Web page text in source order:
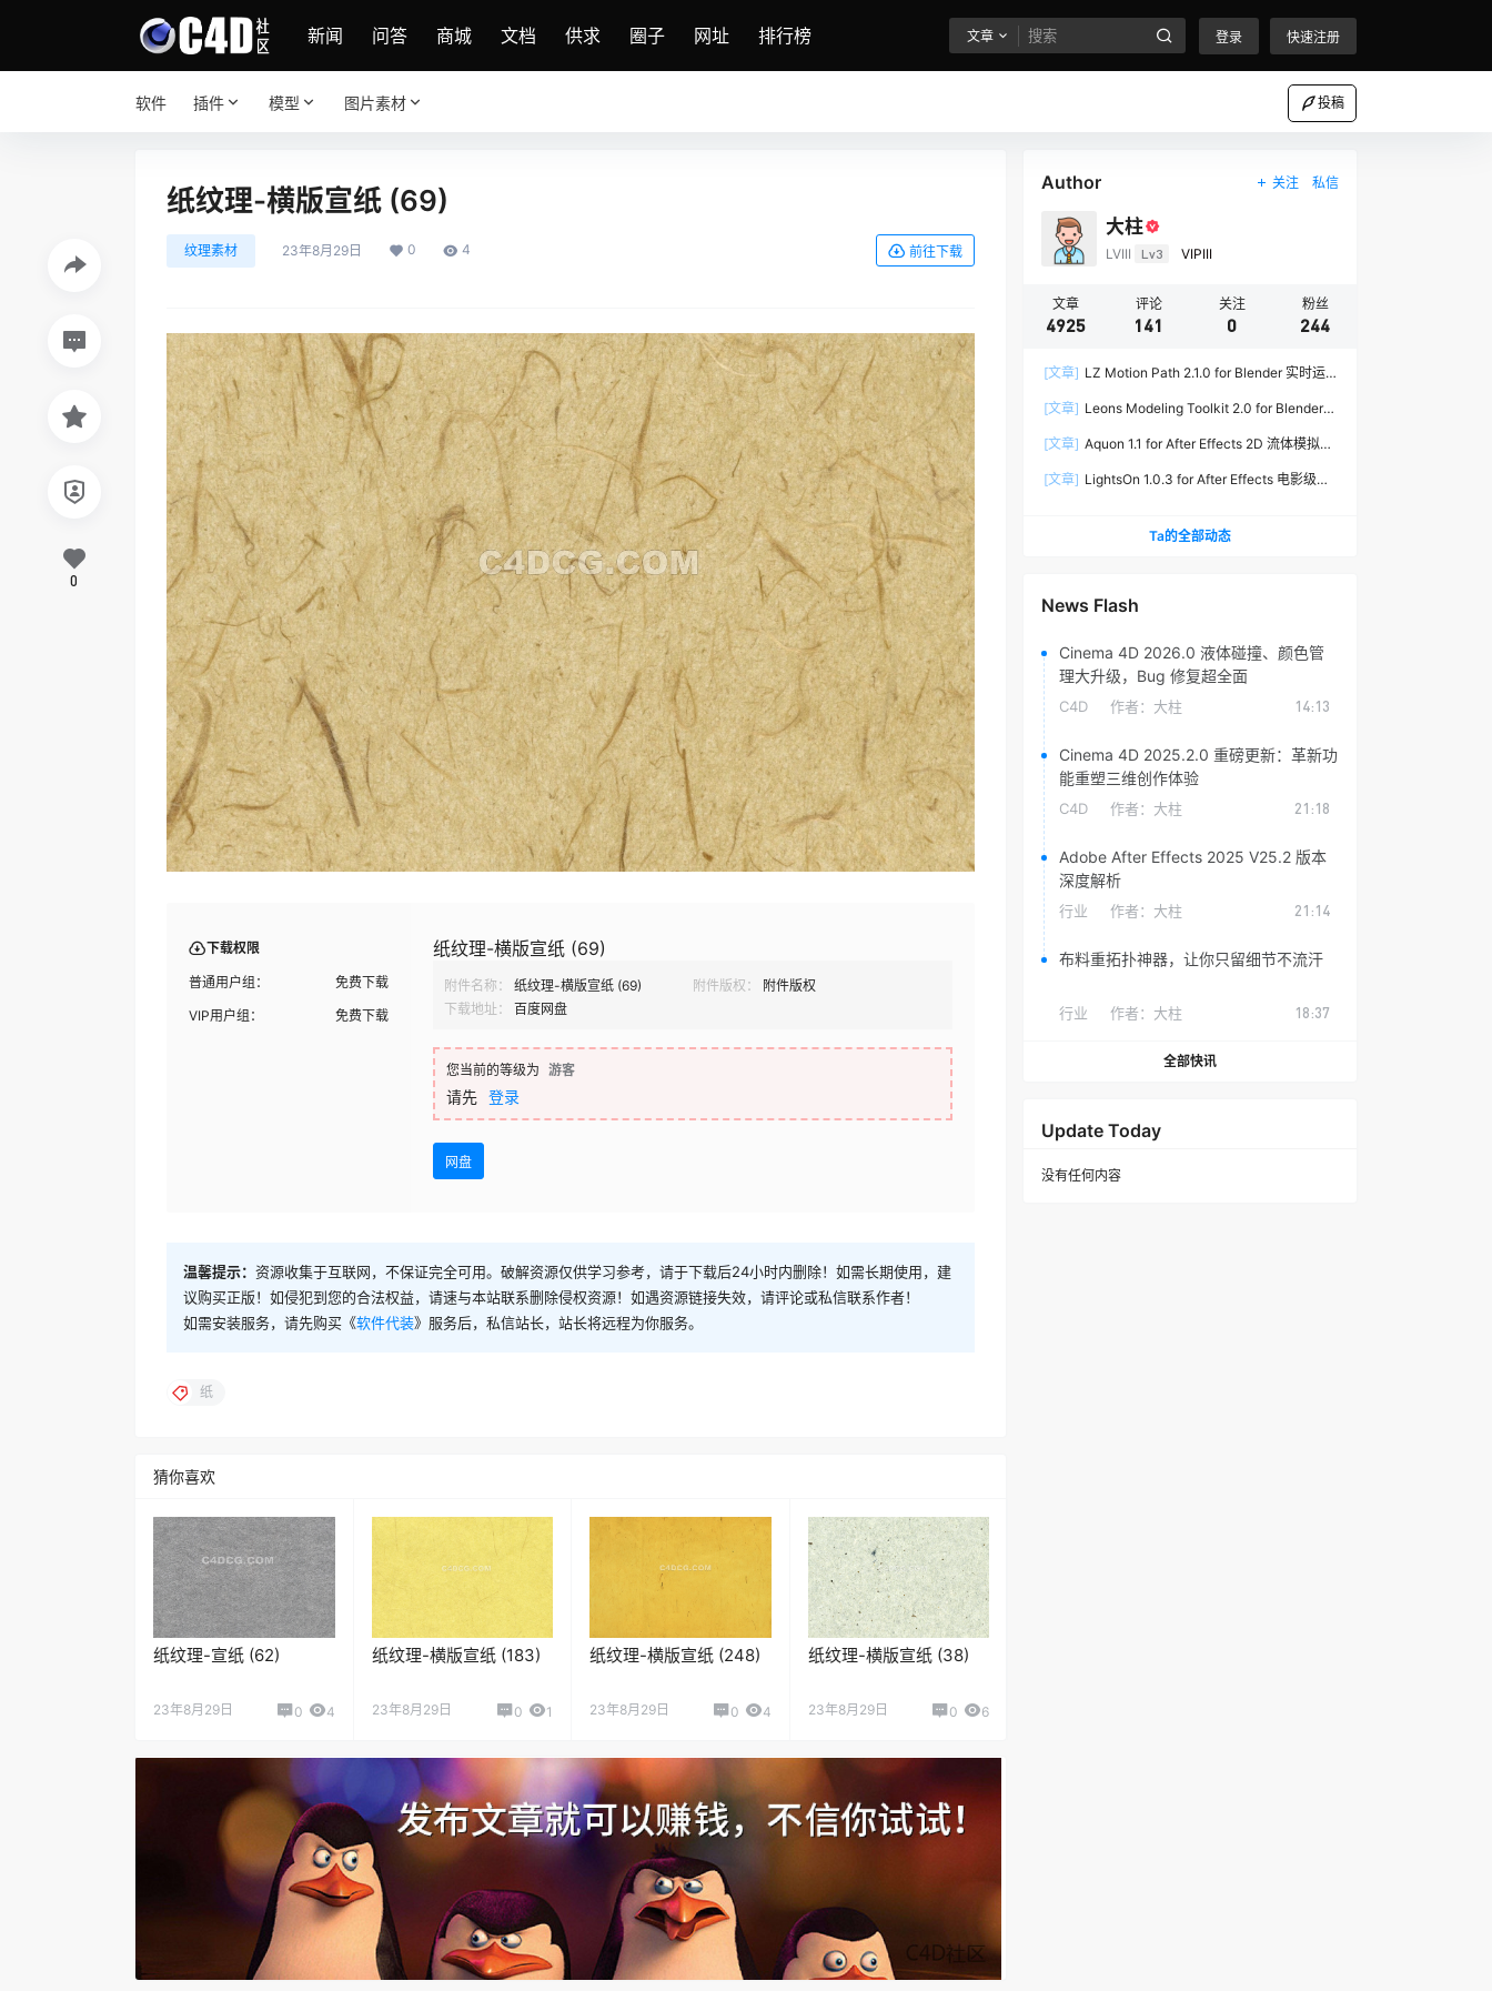
新闻 问答 商城 文档 供求 圈子 网址 排行榜 文章 登录 快速注册
软件 插件 模型 图片素材 投稿
纸纹理-横版宣纸 (69)
纹理素材 23年8月29日 0 4 前往下载
下载权限
普通用户组：
免费下载
VIP用户组：
免费下载
纸纹理-横版宣纸 (69)
附件名称： 纸纹理-横版宣纸 (69) 附件版权：
附件版权
下载地址：
百度网盘
您当前的等级为 游客
请先 登录
网盘
温馨提示： 资源收集于互联网，不保证完全可用。破解资源仅供学习参考，请于下载后24小时内删除！如需长期使用，建
议购买正版！如侵犯到您的合法权益，请速与本站联系删除侵权资源！如遇资源链接失效，请评论或私信联系作者！
如需安装服务，请先购买《软件代装》服务后，私信站长，站长将远程为你服务。
0
纸
猜你喜欢
纸纹理-宣纸 (62)
23年8月29日 0 4
纸纹理-横版宣纸 (183)
23年8月29日 0 1
纸纹理-横版宣纸 (248)
23年8月29日 0 4
纸纹理-横版宣纸 (38)
23年8月29日 0 6
Author 关注 私信
大柱
LVIII Lv3 VIPIII
文章
4925
评论
141
关注
0
粉丝
244
[文章] LZ Motion Path 2.1.0 for Blender 实时运
[文章] Leons Modeling Toolkit 2.0 for Blender
[文章] Aquon 1.1 for After Effects 2D 流体模拟插
[文章] LightsOn 1.0.3 for After Effects 电影级镜
Ta的全部动态
News Flash
Cinema 4D 2026.0 液体碰撞、颜色管
理大升级，Bug 修复超全面
C4D 作者： 大柱 14:13
Cinema 4D 2025.2.0 重磅更新：革新功
能重塑三维创作体验
C4D 作者： 大柱 21:18
Adobe After Effects 2025 V25.2 版本
深度解析
行业 作者： 大柱 21:14
布料重拓扑神器，让你只留细节不流汗
行业 作者： 大柱 18:37
全部快讯
Update Today
没有任何内容